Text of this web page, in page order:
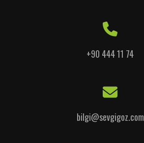
+90 444 11 74
bilgi@sevgigoz.com